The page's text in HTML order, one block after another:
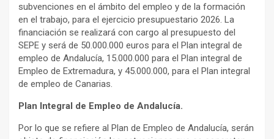
subvenciones en el ámbito del empleo y de la formación
en el trabajo, para el ejercicio presupuestario 2026. La
financiación se realizará con cargo al presupuesto del
SEPE y será de 50.000.000 euros para el Plan integral de
empleo de Andalucía, 15.000.000 para el Plan integral de
Empleo de Extremadura, y 45.000.000, para el Plan integral
de empleo de Canarias.
Plan Integral de Empleo de Andalucía.
Por lo que se refiere al Plan de Empleo de Andalucía, serán